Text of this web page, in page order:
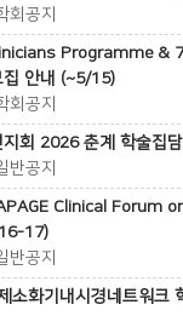
공지
Programme &
안내 (~5/15)
공지
지회 2026 춘계 학술집
공지
Clinical Forum
17)
공지
소화기내시경네트워크